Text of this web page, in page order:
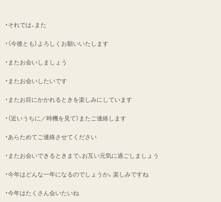
・それでは、また
・（今後とも）よろしくお願いいたします
・またお会いしましょう
・またお会いしたいです
・またお目にかかれるときを楽しみにしています
・（近いうちに／時機を見て）またご連絡します
・あらためてご連絡させてください
・またお会いできるときまで、お互い元気に過ごしましょう
・今年はどんな一年になるのでしょうか。楽しみですね
・今年はたくさん会いたいね